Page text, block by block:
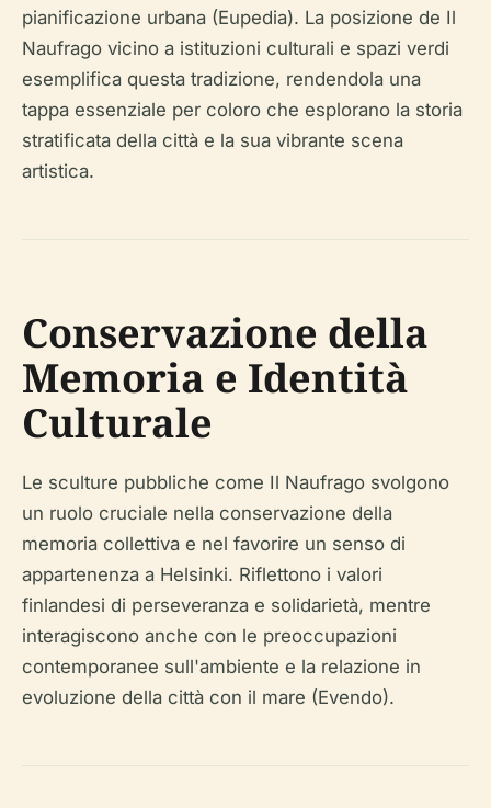
pianificazione urbana (Eupedia). La posizione de Il
Naufrago vicino a istituzioni culturali e spazi verdi
esemplifica questa tradizione, rendendola una
tappa essenziale per coloro che esplorano la storia
stratificata della città e la sua vibrante scena
artistica.
Conservazione della
Memoria e Identità
Culturale
Le sculture pubbliche come Il Naufrago svolgono
un ruolo cruciale nella conservazione della
memoria collettiva e nel favorire un senso di
appartenenza a Helsinki. Riflettono i valori
finlandesi di perseveranza e solidarietà, mentre
interagiscono anche con le preoccupazioni
contemporanee sull'ambiente e la relazione in
evoluzione della città con il mare (Evendo).